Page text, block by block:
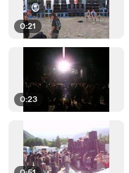
0:21
0:23